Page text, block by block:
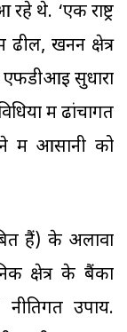
थे. ‘एक राष्ट्र
ढील, खनन क्षेत्र
सुधारों
में ढांचागत
में आसानी को
हैं) के अलावा
क्षेत्र के बैंकों
उपाय.